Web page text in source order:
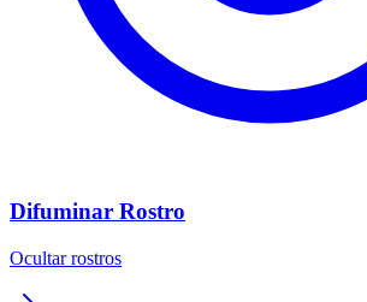
Difuminar Rostro
Ocultar rostros